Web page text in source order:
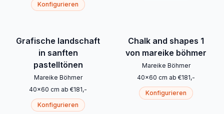
Konfigurieren
Grafische landschaft
in sanften
pastelltönen
Mareike Böhmer
40x60 cm ab €181,-
Konfigurieren
Chalk and shapes 1
von mareike böhmer
Mareike Böhmer
40x60 cm ab €181,-
Konfigurieren